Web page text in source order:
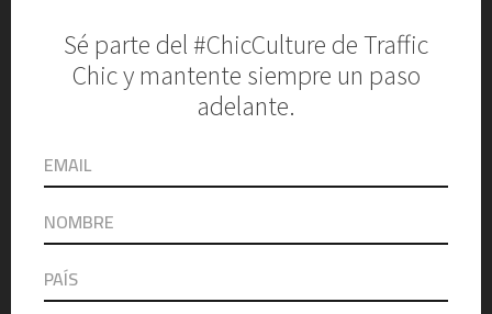
quien representa una nueva visión
generacional del diseño.